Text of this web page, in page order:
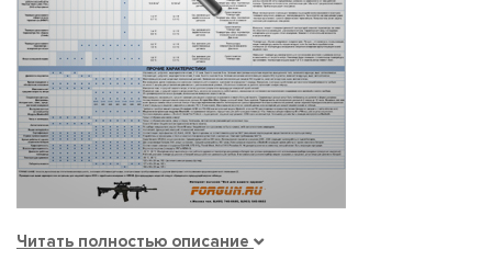
Читать полностью описание